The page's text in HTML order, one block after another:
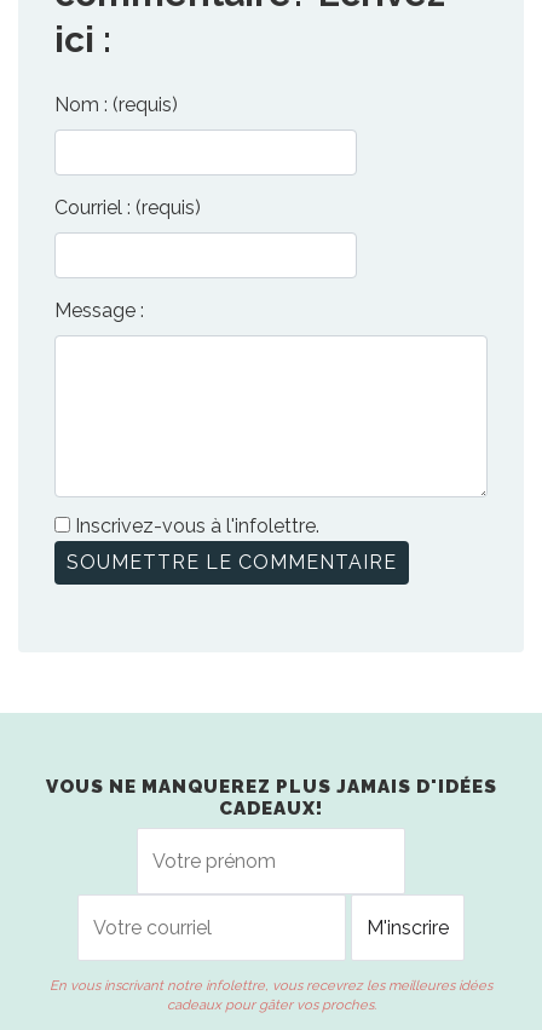
ici :
Nom : (requis)
Courriel : (requis)
Message :
Inscrivez-vous à l'infolettre.
VOUS NE MANQUEREZ PLUS JAMAIS D'IDÉES
CADEAUX!
En vous inscrivant notre infolettre, vous recevrez les meilleures idées
cadeaux pour gâter vos proches.